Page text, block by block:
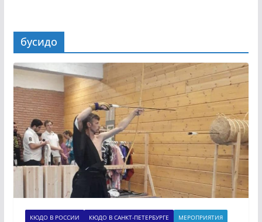
бусидо
КЮДО В РОССИИ КЮДО В САНКТ-ПЕТЕРБУРГЕ
МЕРОПРИЯТИЯ